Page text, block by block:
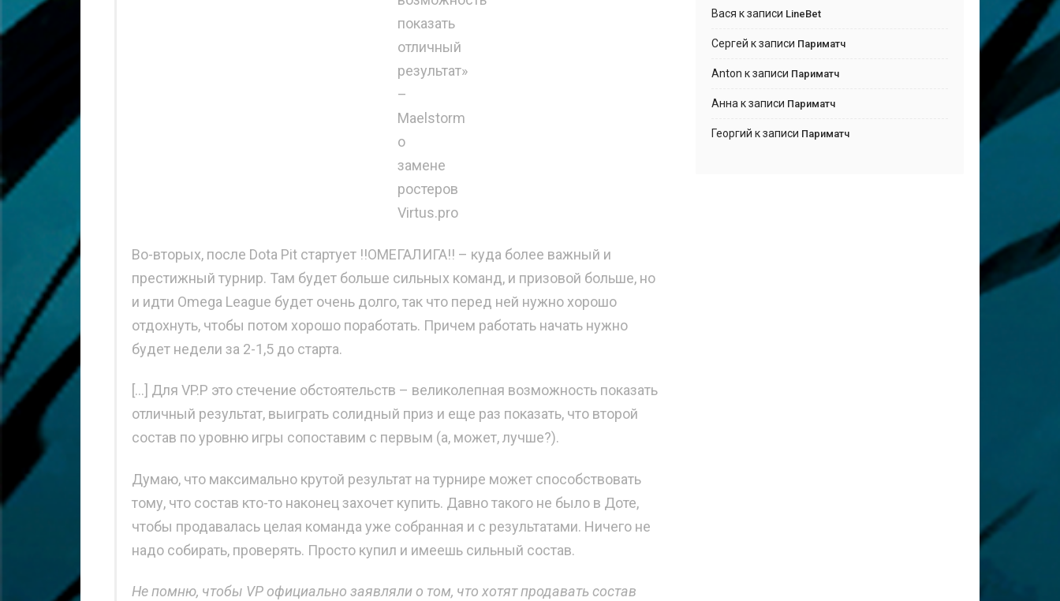
Во-вторых, после Dota Pit стартует !!ОМЕГАЛИГА!! – куда более важный и
престижный турнир. Там будет больше сильных команд, и призовой больше, но
и идти Omega League будет очень долго, так что перед ней нужно хорошо
отдохнуть, чтобы потом хорошо поработать. Причем работать начать нужно
будет недели за 2-1,5 до старта.
[…] Для VP.P это стечение обстоятельств – великолепная возможность показать
отличный результат, выиграть солидный приз и еще раз показать, что второй
состав по уровню игры сопоставим с первым (а, может, лучше?).
Думаю, что максимально крутой результат на турнире может способствовать
тому, что состав кто-то наконец захочет купить. Давно такого не было в Доте,
чтобы продавалась целая команда уже собранная и с результатами. Ничего не
надо собирать, проверять. Просто купил и имеешь сильный состав.
Не помню, чтобы VP официально заявляли о том, что хотят продавать состав
Вася к записи LineBet
Сергей к записи Париматч
Anton к записи Париматч
Анна к записи Париматч
Георгий к записи Париматч